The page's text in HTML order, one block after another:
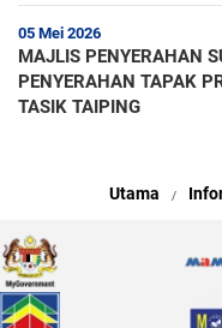
05 Mei 2026
MAJLIS PENYERAHAN
PENYERAHAN TAPAK
TASIK TAIPING
Utama